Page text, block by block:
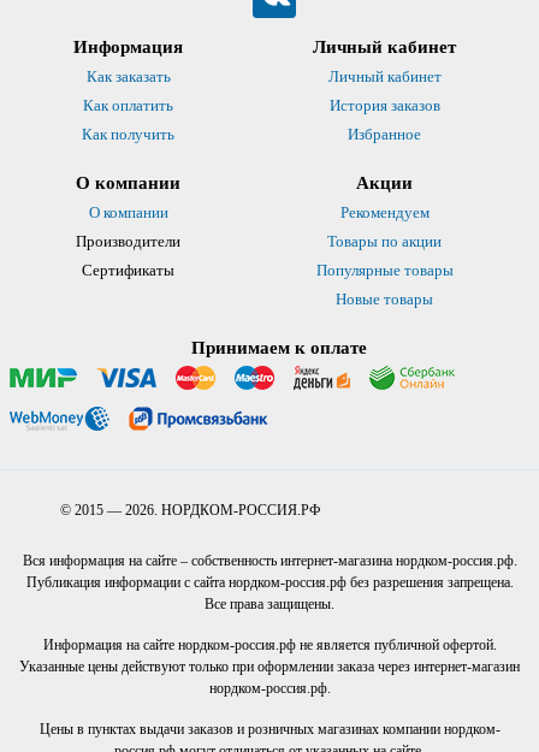
Информация
Как заказать
Как оплатить
Как получить
Личный кабинет
Личный кабинет
История заказов
Избранное
О компании
О компании
Производители
Сертификаты
Акции
Рекомендуем
Товары по акции
Популярные товары
Новые товары
Принимаем к оплате
© 2015 — 2026. НОРДКОМ-РОССИЯ.РФ
Вся информация на сайте – собственность интернет-магазина нордком-россия.рф.
Публикация информации с сайта нордком-россия.рф без разрешения запрещена.
Все права защищены.
Информация на сайте нордком-россия.рф не является публичной офертой.
Указанные цены действуют только при оформлении заказа через интернет-магазин
нордком-россия.рф.
Цены в пунктах выдачи заказов и розничных магазинах компании нордком-